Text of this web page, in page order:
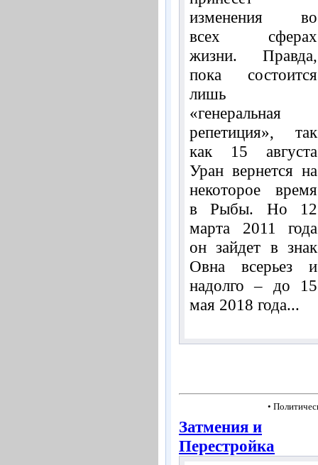
изменения во
всех сферах
жизни. Правда,
пока состоится
лишь
«генеральная
репетиция», так
как 15 августа
Уран вернется на
некоторое время
в Рыбы. Но 12
марта 2011 года
он зайдет в знак
Овна всерьез и
надолго – до 15
мая 2018 года...
•
Затмения и
Перестройка